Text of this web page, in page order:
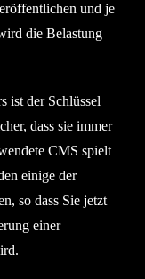
und je
die Belastung
ist der Schlüssel
dass sie immer
CMS spielt
einige der
so dass Sie jetzt
einer